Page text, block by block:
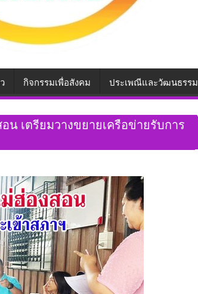
กิจกรรมเพื่อสังคม ประเพณีและวัฒนธรรม
เตรียมวางขยายเครือข่ายรับการ